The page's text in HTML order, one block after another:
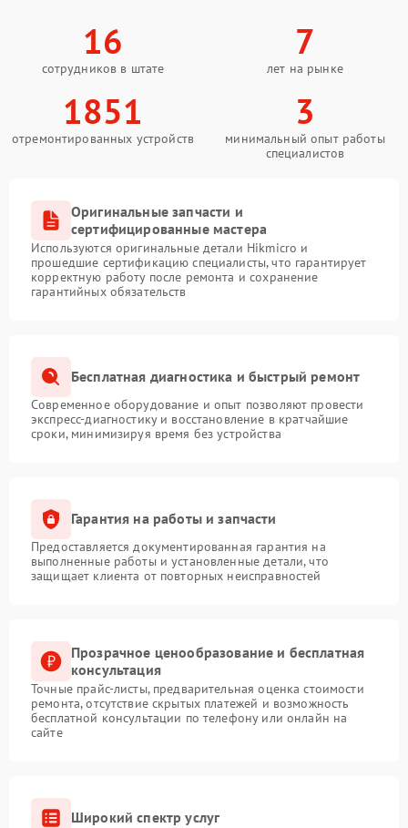
16
сотрудников в штате
7
лет на рынке
1851
отремонтированных устройств
3
минимальный опыт работы
специалистов
Оригинальные запчасти и
сертифицированные мастера
Используются оригинальные детали Hikmicro и
прошедшие сертификацию специалисты, что гарантирует
корректную работу после ремонта и сохранение
гарантийных обязательств
Бесплатная диагностика и быстрый ремонт
Современное оборудование и опыт позволяют провести
экспресс-диагностику и восстановление в кратчайшие
сроки, минимизируя время без устройства
Гарантия на работы и запчасти
Предоставляется документированная гарантия на
выполненные работы и установленные детали, что
защищает клиента от повторных неисправностей
Прозрачное ценообразование и бесплатная
консультация
Точные прайс-листы, предварительная оценка стоимости
ремонта, отсутствие скрытых платежей и возможность
бесплатной консультации по телефону или онлайн на
сайте
Широкий спектр услуг